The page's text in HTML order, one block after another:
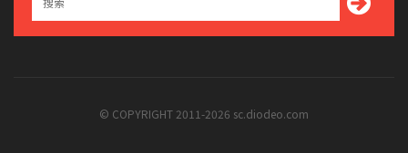
© COPYRIGHT 2011-2026 sc.diodeo.com